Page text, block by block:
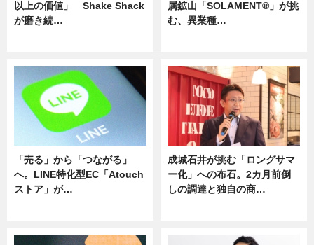
以上の価値」 Shake Shack
が磨き続…
属鉱山「SOLAMENT®」が挑
む、異業種…
「売る」から「つながる」
へ。LINE特化型EC「Atouch
ストア」が…
成城石井が挑む「ロングサマ
ー化」への布石。2カ月前倒
しの調達と独自の商…